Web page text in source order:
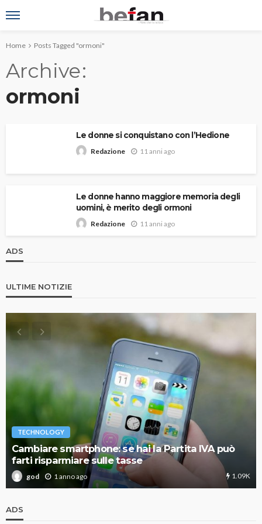
Home Posts Tagged "ormoni"
Archive
ormoni
Le donne si conquistano con l’Hedione
Redazione 11 anni ago
Le donne hanno maggiore memoria degli
uomini, è merito degli ormoni
Redazione 11 anni ago
ADS
ULTIME NOTIZIE
TECHNOLOGY
Cambiare smartphone: se hai la Partita IVA può
farti risparmiare sulle tasse
god 1 anno ago 1.09K
ADS